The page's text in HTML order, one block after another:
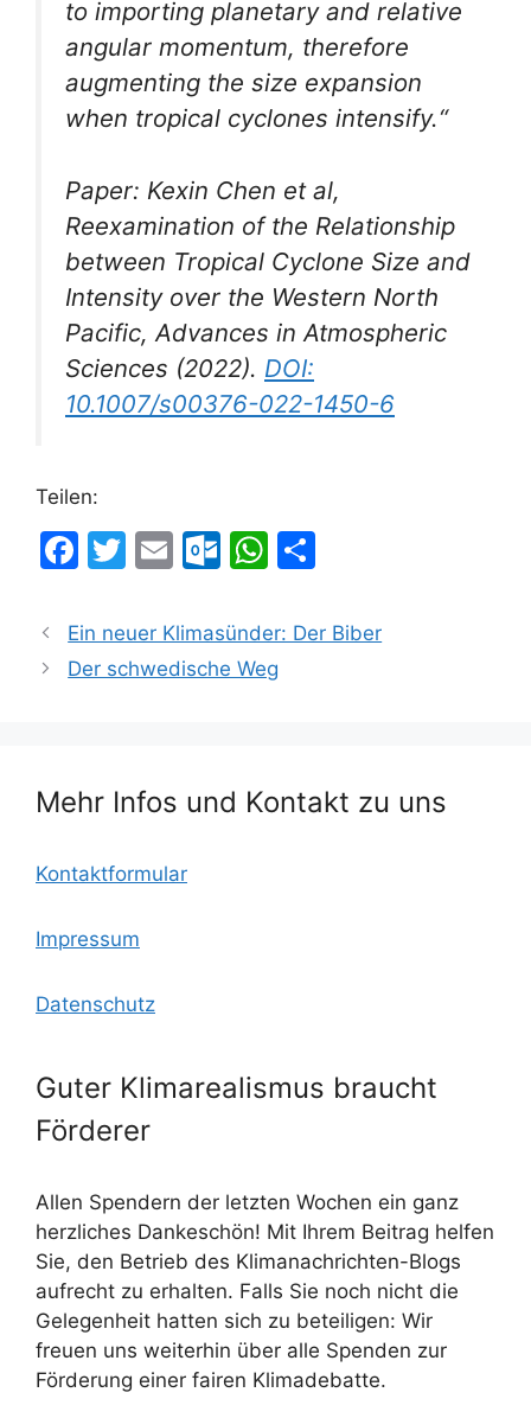
to importing planetary and relative
angular momentum, therefore
augmenting the size expansion
when tropical cyclones intensify.“
Paper: Kexin Chen et al,
Reexamination of the Relationship
between Tropical Cyclone Size and
Intensity over the Western North
Pacific,Advances in Atmospheric
Sciences (2022). DOI:
10.1007/s00376-022-1450-6
Teilen:
F
c
e
k
T
itt
er
E
ai
l
O
lo
o
m
W
at
s
le
Ein neuer Klimasünder: Der Biber
Der schwedische Weg
Mehr Infos und Kontakt zu uns
Kontaktformular
Impressum
Datenschutz
Guter Klimarealismus braucht
Förderer
Allen Spendern der letzten Wochen ein ganz
herzliches Dankeschön! Mit Ihrem Beitrag helfen
Sie, den Betrieb des Klimanachrichten-Blogs
aufrecht zu erhalten. Falls Sie noch nicht die
Gelegenheit hatten sich zu beteiligen: Wir
freuen uns weiterhin über alle Spenden zur
Förderung einer fairen Klimadebatte.